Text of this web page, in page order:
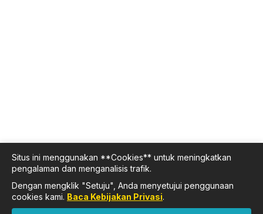
Situs ini menggunakan **Cookies** untuk meningkatkan
pengalaman dan menganalisis trafik.
Dengan mengklik "Setuju", Anda menyetujui penggunaan
cookies kami. Baca Kebijakan Privasi.